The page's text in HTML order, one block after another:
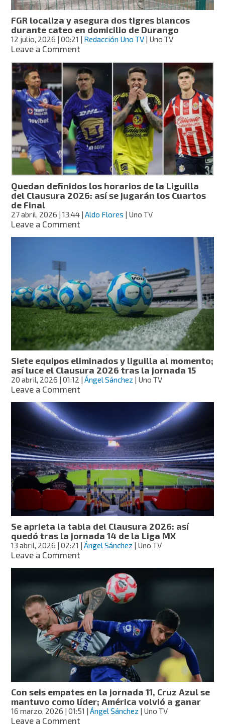
de
Cuba
FGR localiza y asegura dos tigres blancos
durante cateo en domicilio de Durango
12 julio, 2026 | 00:21 | Redacción Uno TV | Uno TV
Leave a Commenton
localiza
y
asegura
dos
tigres
blancos
durante
cateo
en
domicilio
de
Durango
Quedan definidos los horarios de la Liguilla
del Clausura 2026: así se jugarán los Cuartos
de Final
27 abril, 2026 | 13:44 |Aldo Flores | Uno TV
Leave a Commenton
de
la
Liguilla
del
Clausura
2026:
así
se
jugarán
los
Cuartos
de
Siete equipos eliminados y liguilla al momento;
así luce el Clausura 2026 tras la jornada 15
20 abril, 2026 | 01:12 |Ángel Sánchez | Uno TV
Leave a Commenton
eliminados
y
liguilla
al
momento;
así
luce
el
Clausura
2026
tras
la
jornada
15
Se aprieta la tabla del Clausura 2026: así
quedó tras la jornada 14 de la Liga MX
13 abril, 2026 | 02:21 |Ángel Sánchez | Uno TV
Leave a Commenton
tabla
del
Clausura
2026:
así
quedó
tras
la
jornada
14
de
la
Liga
Con seis empates en la jornada 11, Cruz Azul se
mantuvo como líder; América volvió a ganar
16 marzo, 2026 | 01:51 |Ángel Sánchez | Uno TV
Leave a Commenton